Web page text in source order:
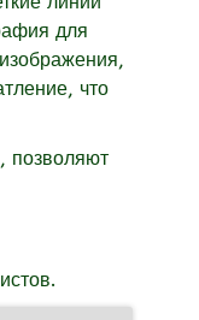
для
что
позволяют